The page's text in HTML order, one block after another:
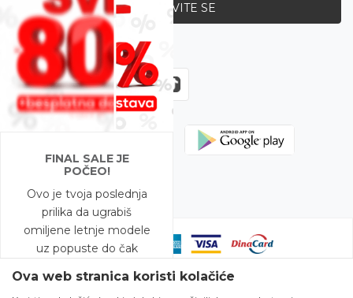
FINAL SALE JE
POČEO!
Ovo je tvoja poslednja
prilika da ugrabiš
omiljene letnje modele
uz popuste do čak
PRIJAVITE SE
Zapratite nas
Ova web stranica koristi kolačiće